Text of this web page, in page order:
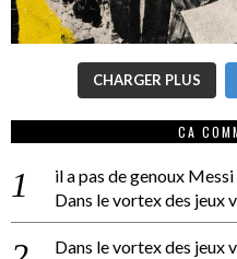
CHARGER PLUS
CA
il a pas de genoux
Dans le vortex des jeux
Dans le vortex des jeux